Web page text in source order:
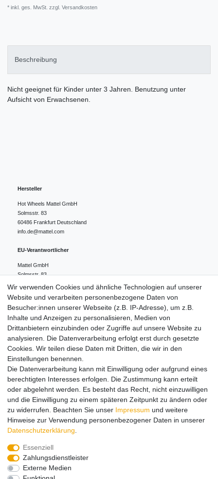
* inkl. ges. MwSt. zzgl. Versandkosten
Beschreibung
Nicht geeignet für Kinder unter 3 Jahren. Benutzung unter
Aufsicht von Erwachsenen.
Hersteller
Hot Wheels Mattel GmbH
Solmsstr. 83
60486 Frankfurt Deutschland
info.de@mattel.com
EU-Verantwortlicher
Mattel GmbH
Solmsstr. 83
Frankfurt
Deutschland
Hinweise zur Batterieentsorgung
Lieferung und Versand
Impressum Daten­schutz­erklärung AGB
Barrierefreiheitserklärung
Vertrag widerrufen
Wir verwenden Cookies und ähnliche Technologien auf unserer
Website und verarbeiten personenbezogene Daten von
Besucher:innen unserer Webseite (z.B. IP-Adresse), um z.B.
Inhalte und Anzeigen zu personalisieren, Medien von
Drittanbietern einzubinden oder Zugriffe auf unsere Website zu
analysieren. Die Datenverarbeitung erfolgt erst durch gesetzte
Cookies. Wir teilen diese Daten mit Dritten, die wir in den
Einstellungen benennen.
Die Datenverarbeitung kann mit Einwilligung oder aufgrund eines
berechtigten Interesses erfolgen. Die Zustimmung kann erteilt
oder abgelehnt werden. Es besteht das Recht, nicht einzuwilligen
und die Einwilligung zu einem späteren Zeitpunkt zu ändern oder
zu widerrufen. Beachten Sie unser Impressum und weitere
Hinweise zur Verwendung personenbezogener Daten in unserer
Daten­schutz­erklärung
Essenziell
Zahlungsdienstleister
Externe Medien